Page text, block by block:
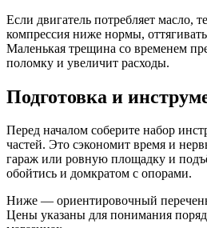
Если двигатель потребляет масло,
компрессия ниже нормы,
Маленькая трещина со временем
поломку и увеличит расходы.
Подготовка и
Перед началом соберите набор
частей. Это сэкономит время и
гараж или ровную площадку и
обойтись и домкратом с опорами.
Ниже — ориентировочный
Цены указаны для понимания